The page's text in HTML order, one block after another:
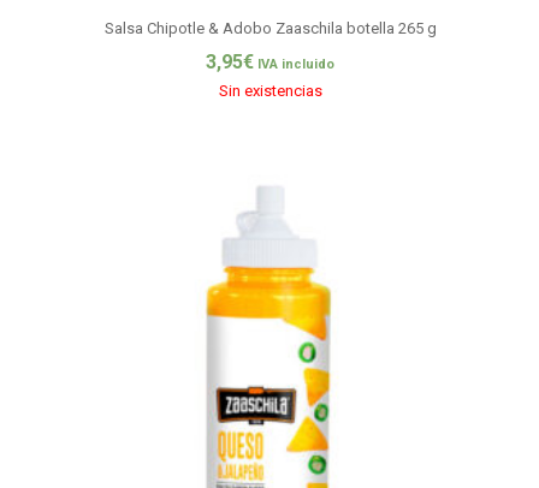
Salsa Chipotle & Adobo Zaaschila botella 265 g
3,95€ IVA incluido
Sin existencias